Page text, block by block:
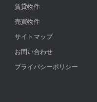
賃貸物件
売買物件
サイトマップ
お問い合わせ
プライバシーポリシー